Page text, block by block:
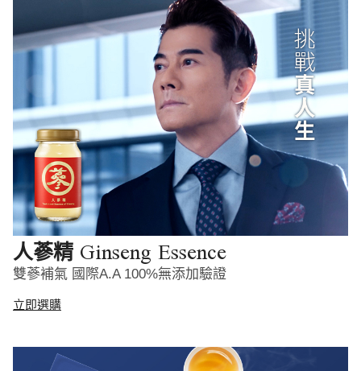
人蔘精 Ginseng Essence
雙蔘補氣 國際A.A 100%無添加驗證
立即選購